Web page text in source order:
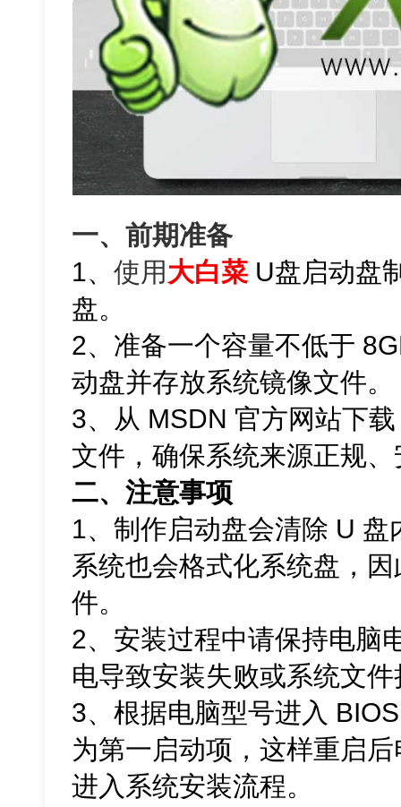
一、前期准备
1、使用 大白菜 U盘启动盘
盘。
2、准备一个容量不低于
动盘并存放系统镜像文件。
3、从 MSDN 官方网站下
文件，确保系统来源正规
二、注意事项
1、制作启动盘会清除 U
系统也会格式化系统盘，
件。
2、安装过程中请保持电脑
电导致安装失败或系统文
3、根据电脑型号进入
为第一启动项，这样重启
进入系统安装流程。